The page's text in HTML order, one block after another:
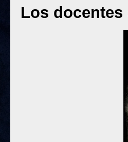
Los